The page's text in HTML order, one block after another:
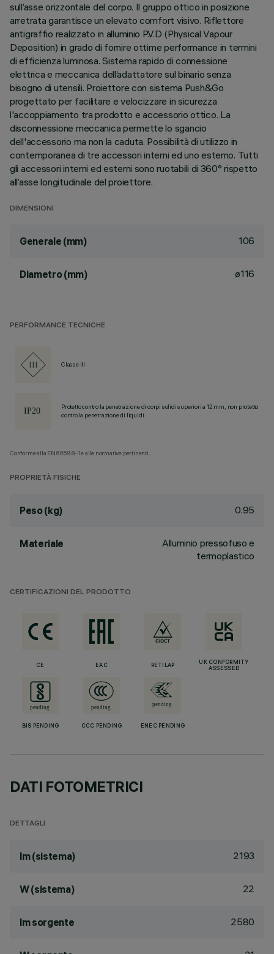
sull’asse orizzontale del corpo. Il gruppo ottico in posizione
arretrata garantisce un elevato comfort visivo. Riflettore
antigraffio realizzato in alluminio P.V.D (Physical Vapour
Deposition) in grado di fornire ottime performance in termini
di efficienza luminosa. Sistema rapido di connessione
elettrica e meccanica dell’adattatore sul binario senza
bisogno di utensili. Proiettore con sistema Push&Go
progettato per facilitare e velocizzare in sicurezza
l'accoppiamento tra prodotto e accessorio ottico. La
disconnessione meccanica permette lo sgancio
dell'accessorio ma non la caduta. Possibilità di utilizzo in
contemporanea di tre accessori interni ed uno esterno. Tutti
gli accessori interni ed esterni sono ruotabili di 360° rispetto
all’asse longitudinale del proiettore.
DIMENSIONI
Generale (mm) 106
Diametro (mm) ø116
PERFORMANCE TECNICHE
Classe III
Protetto contro la penetrazione di corpi solidi superiori a 12 mm, non protetto
contro la penetrazione di liquidi.
Conforme alla EN60598-1 e alle normative pertinenti.
PROPRIETÀ FISICHE
Peso (kg) 0.95
Materiale
Alluminio pressofuso e
termoplastico
CERTIFICAZIONI DEL PRODOTTO
CE EAC RETILAP
UK CONFORMITY
ASSESSED
BIS PENDING CCC PENDING ENEC PENDING
DATI FOTOMETRICI
DETTAGLI
lm (sistema) 2193
W (sistema) 22
lm sorgente 2580